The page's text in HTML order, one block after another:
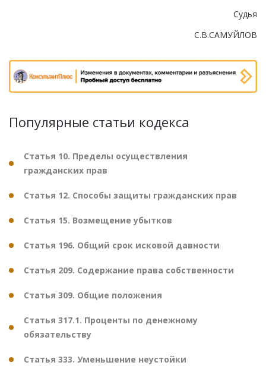
Судья
С.В.САМУЙЛОВ
Популярные статьи кодекса
Статья 10. Пределы осуществления
гражданских прав
Статья 12. Способы защиты гражданских прав
Статья 15. Возмещение убытков
Статья 196. Общий срок исковой давности
Статья 209. Содержание права собственности
Статья 309. Общие положения
Статья 317.1. Проценты по денежному
обязательству
Статья 333. Уменьшение неустойки